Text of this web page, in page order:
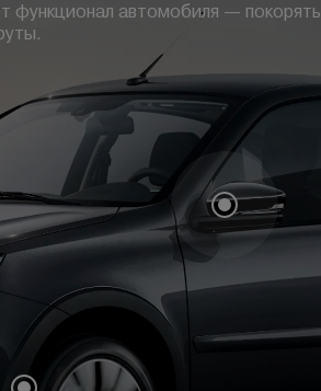
функционал автомобиля — покорять